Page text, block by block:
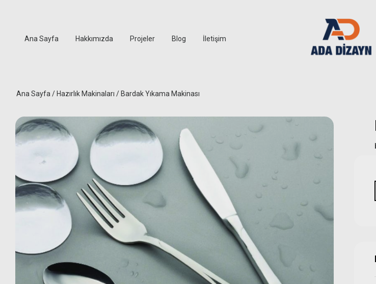
Ana Sayfa Hakkımızda Projeler Blog İletişim
Ana Sayfa / Hazırlık Makinaları / Bardak Yıkama Makinası